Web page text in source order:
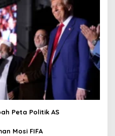
Peta Politik AS
Mosi FIFA